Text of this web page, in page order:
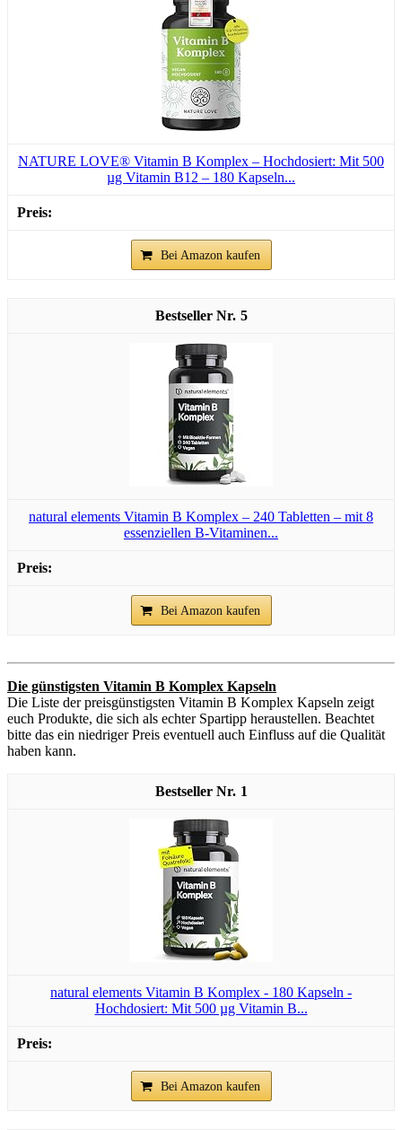
NATURE LOVE® Vitamin B Komplex – Hochdosiert: Mit 500
µg Vitamin B12 – 180 Kapseln...
Bei Amazon kaufen
5
natural elements Vitamin B Komplex – 240 Tabletten – mit 8
essenziellen B-Vitaminen...
Bei Amazon kaufen
Die günstigsten Vitamin B Komplex Kapseln
Die Liste der preisgünstigsten Vitamin B Komplex Kapseln zeigt
euch Produkte, die sich als echter Spartipp heraustellen. Beachtet
bitte das ein niedriger Preis eventuell auch Einfluss auf die Qualität
haben kann.
1
natural elements Vitamin B Komplex - 180 Kapseln -
Hochdosiert: Mit 500 µg Vitamin B...
Bei Amazon kaufen